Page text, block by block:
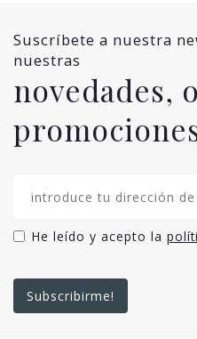
Suscríbete a nuestra
nuestras
novedades,
He leído y acepto la